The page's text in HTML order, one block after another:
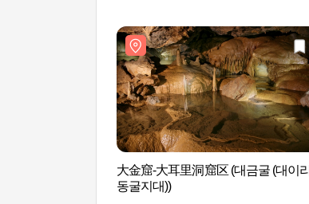
大金窟-大耳里洞窟区 (대금굴 (대이리
동굴지대))